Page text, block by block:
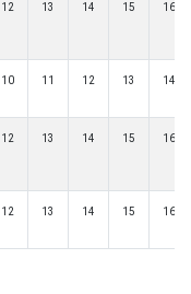
12 13 14 15 16
10 11 12 13 14
12 13 14 15 16
12 13 14 15 16